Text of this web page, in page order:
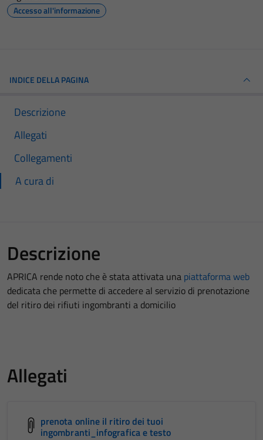
Accesso all'informazione
INDICE DELLA PAGINA
Descrizione
Allegati
Collegamenti
A cura di
Descrizione
APRICA rende noto che è stata attivata una piattaforma web
dedicata che permette di accedere al servizio di prenotazione
del ritiro dei rifiuti ingombranti a domicilio
Allegati
prenota online il ritiro dei tuoi
ingombranti_infografica e testo